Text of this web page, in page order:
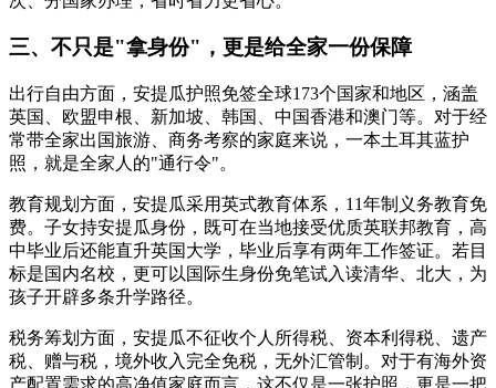
三、不只是"拿身份"，更是给全家一份保障
出行自由方面，安提瓜护照免签全球173个国家和地区，涵盖
英国、欧盟申根、新加坡、韩国、中国香港和澳门等。对于经
常带全家出国旅游、商务考察的家庭来说，一本土耳其蓝护
照，就是全家人的"通行令"。
教育规划方面，安提瓜采用英式教育体系，11年制义务教育免
费。子女持安提瓜身份，既可在当地接受优质英联邦教育，高
中毕业后还能直升英国大学，毕业后享有两年工作签证。若目
标是国内名校，更可以国际生身份免笔试入读清华、北大，为
孩子开辟多条升学路径。
税务筹划方面，安提瓜不征收个人所得税、资本利得税、遗产
税、赠与税，境外收入完全免税，无外汇管制。对于有海外资